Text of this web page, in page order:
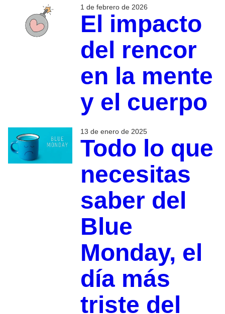
1 de febrero de 2026
El impacto
del rencor
en la mente
y el cuerpo
13 de enero de 2025
Todo lo que
necesitas
saber del
Blue
Monday, el
día más
triste del